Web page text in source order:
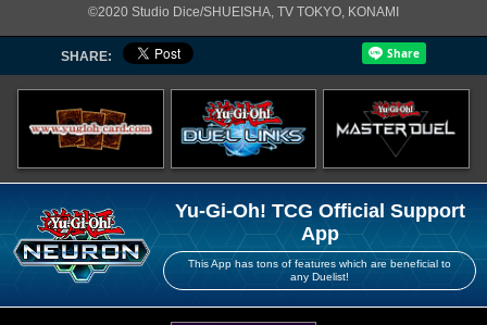
©2020 Studio Dice/SHUEISHA, TV TOKYO, KONAMI
SHARE:
Yu-Gi-Oh! TCG Official Support
App
This App has tons of features which are beneficial to
any Duelist!